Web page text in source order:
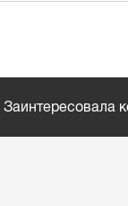
Заинтересовала